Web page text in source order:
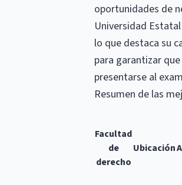
oportunidades de
Universidad
lo que destaca su
para garantizar
presentarse al
Resumen de las
Facultad
de
derecho
Ubicación